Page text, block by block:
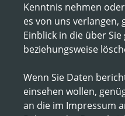
Kenntnis nehmen
es von uns verlangen,
Einblick in die über
beziehungsweise
Wenn Sie Daten
einsehen wollen,
an die im Impressum